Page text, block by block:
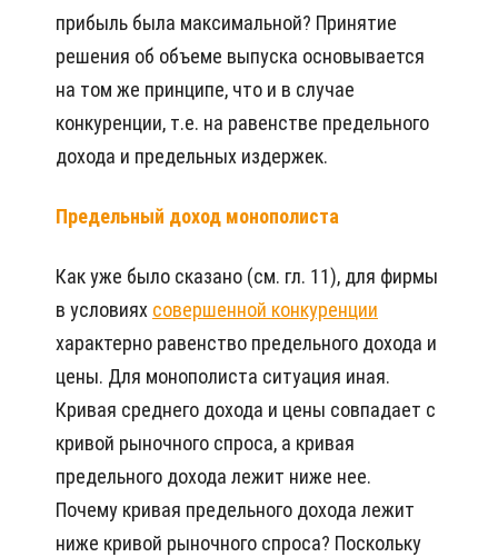
прибыль была максимальной? Принятие
решения об объеме выпуска основывается
на том же принципе, что и в случае
конкуренции, т.е. на равенстве предельного
дохода и предельных издержек.
Предельный доход монополиста
Как уже было сказано (см. гл. 11), для фирмы
в условиях совершенной конкуренции
характерно равенство предельного дохода и
цены. Для монополиста ситуация иная.
Кривая среднего дохода и цены совпадает с
кривой рыночного спроса, а кривая
предельного дохода лежит ниже нее.
Почему кривая предельного дохода лежит
ниже кривой рыночного спроса? Поскольку